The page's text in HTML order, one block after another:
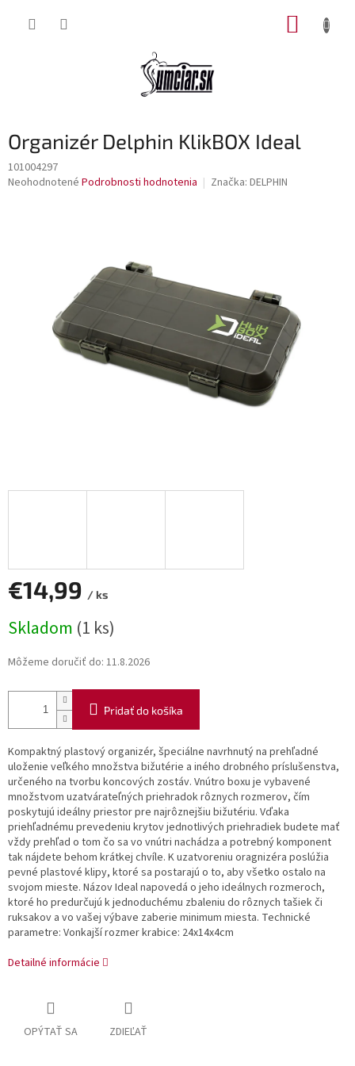
Organizér Delphin KlikBOX Ideal
101004297
Priemerné
Neohodnotené Podrobnosti hodnotenia Značka: DELPHIN
€14,99 / ks
cena:
Skladom (1 ks)
Môžeme doručiť do: 11.8.2026
Pridať do košíka
Kompaktný plastový organizér, špeciálne navrhnutý na prehľadné
uloženie veľkého množstva bižutérie a iného drobného príslušenstva,
určeného na tvorbu koncových zostáv. Vnútro boxu je vybavené
množstvom uzatvárateľných priehradok rôznych rozmerov, čím
poskytujú ideálny priestor pre najrôznejšiu bižutériu. Vďaka
priehľadnému prevedeniu krytov jednotlivých priehradiek budete mať
vždy prehľad o tom čo sa vo vnútri nachádza a potrebný komponent
tak nájdete behom krátkej chvíle. K uzatvoreniu oragnizéra poslúžia
pevné plastové klipy, ktoré sa postarajú o to, aby všetko ostalo na
svojom mieste. Názov Ideal napovedá o jeho ideálnych rozmeroch,
ktoré ho predurčujú k jednoduchému zbaleniu do rôznych tašiek či
ruksakov a vo vašej výbave zaberie minimum miesta. Technické
parametre: Vonkajší rozmer krabice: 24x14x4cm
Detailné informácie
OPÝTAŤ SA ZDIEĽAŤ